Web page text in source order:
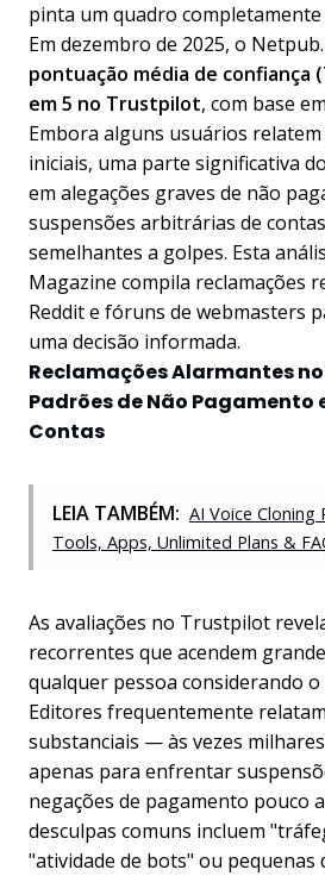
pinta um quadro
Em dezembro de 2025, o
pontuação média de confiança
em 5 no Trustpilot, com base
Embora alguns usuários
iniciais, uma parte significativa
em alegações graves de não
suspensões arbitrárias de
semelhantes a golpes. Esta
Magazine compila reclamações
Reddit e fóruns de webmasters
uma decisão informada.
Reclamações Alarmantes
Padrões de Não Pagamento
Contas
LEIA TAMBÉM: AI Voice Cloning
Tools, Apps, Unlimited Plans &
As avaliações no Trustpilot
recorrentes que acendem
qualquer pessoa considerando
Editores frequentemente
substanciais — às vezes
apenas para enfrentar
negações de pagamento pouco
desculpas comuns incluem
"atividade de bots" ou pequenas